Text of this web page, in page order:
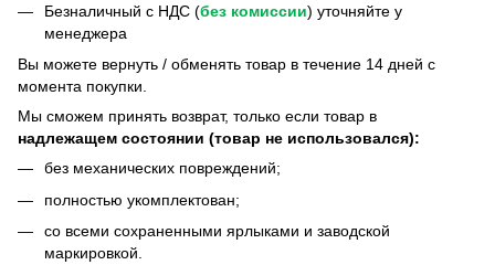
Безналичный с НДС (без комиссии) уточняйте у
менеджера
Bы можете вернуть / обменять товар в течение 14 дней с
момента покупки.
Мы сможем принять возврат, только если товар в
надлежащем состоянии (товар не использовался):
без механических повреждений;
полностью укомплектован;
со всеми сохраненными ярлыками и заводской
маркировкой.